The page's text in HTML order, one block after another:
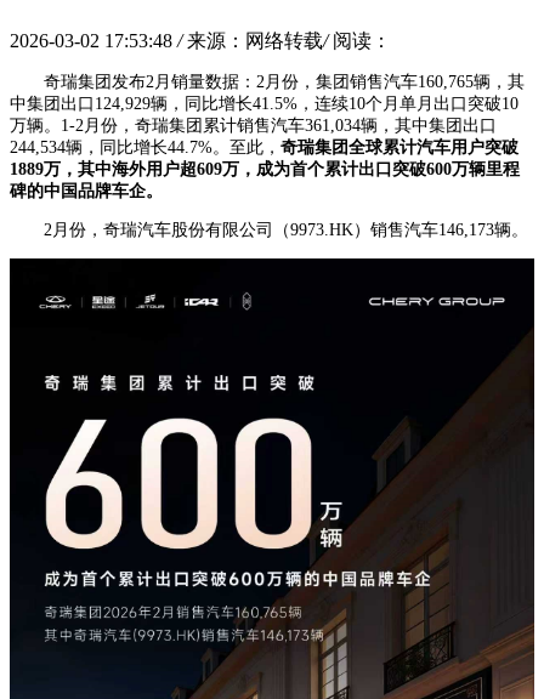
2026-03-02 17:53:48 / 来源：网络转载/ 阅读：
奇瑞集团发布2月销量数据：2月份，集团销售汽车160,765辆，其
中集团出口124,929辆，同比增长41.5%，连续10个月单月出口突破10
万辆。1-2月份，奇瑞集团累计销售汽车361,034辆，其中集团出口
244,534辆，同比增长44.7%。至此， 奇瑞集团全球累计汽车用户突破
1889万，其中海外用户超609万，成为首个累计出口突破600万辆里程
碑的中国品牌车企。
2月份，奇瑞汽车股份有限公司（9973.HK）销售汽车146,173辆。